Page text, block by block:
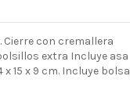
Cierre con cremallera
extra Incluye asa
15 x 9 cm. Incluye bolsa